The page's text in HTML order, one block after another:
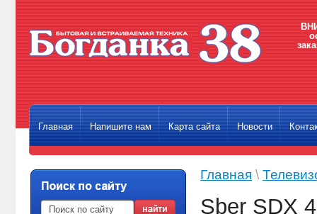
Главная Напишите нам Карта сайта Новости
Главная \
Sber SDX